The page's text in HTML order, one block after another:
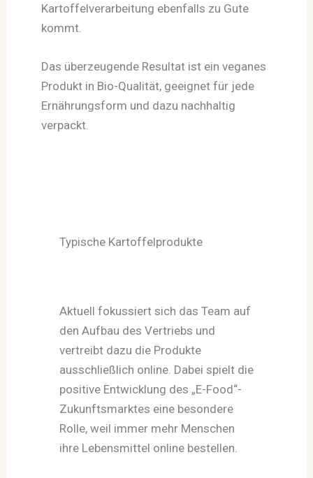
Kartoffelverarbeitung ebenfalls zu Gute
kommt.
Das überzeugende Resultat ist ein veganes
Produkt in Bio-Qualität, geeignet für jede
Ernährungsform und dazu nachhaltig
verpackt.
Typische Kartoffelprodukte
Aktuell fokussiert sich das Team auf
den Aufbau des Vertriebs und
vertreibt dazu die Produkte
ausschließlich online. Dabei spielt die
positive Entwicklung des „E-Food“-
Zukunftsmarktes eine besondere
Rolle, weil immer mehr Menschen
ihre Lebensmittel online bestellen.